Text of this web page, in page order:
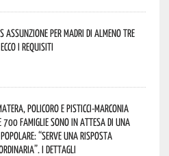
assunzione per madri di almeno tre
i requisiti
Policoro e Pisticci-Marconia
famiglie sono in attesa di una
“serve una risposta
I dettagli